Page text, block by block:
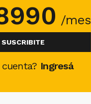
/mes
SUSCRIBITE
Ingresá